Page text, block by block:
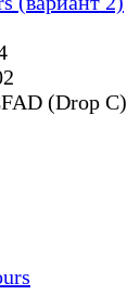
(Drop C)